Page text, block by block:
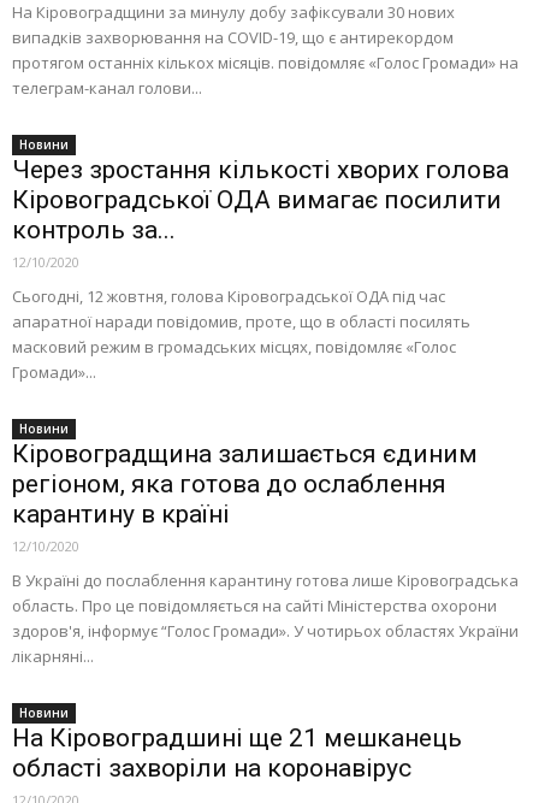
На Кіровоградщини за минулу добу зафіксували 30 нових
випадків захворювання на COVID-19, що є антирекордом
протягом останніх кількох місяців. повідомляє «Голос Громади» на
телеграм-канал голови...
Новини
Через зростання кількості хворих голова
Кіровоградської ОДА вимагає посилити
контроль за...
12/10/2020
Сьогодні, 12 жовтня, голова Кіровоградської ОДА під час
апаратної наради повідомив, проте, що в області посилять
масковий режим в громадських місцях, повідомляє «Голос
Громади»...
Новини
Кіровоградщина залишається єдиним
регіоном, яка готова до ослаблення
карантину в країні
12/10/2020
В Україні до послаблення карантину готова лише Кіровоградська
область. Про це повідомляється на сайті Міністерства охорони
здоров'я, інформує “Голос Громади». У чотирьох областях України
лікарняні...
Новини
На Кіровоградшині ще 21 мешканець
області захворіли на коронавірус